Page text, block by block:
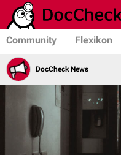
Community Flexikon
DocCheck News